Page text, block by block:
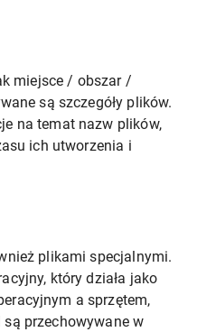
miejsce / obszar /
są szczegóły plików.
na temat nazw plików,
ich utworzenia i
plikami specjalnymi.
który działa jako
a sprzętem,
przechowywane w